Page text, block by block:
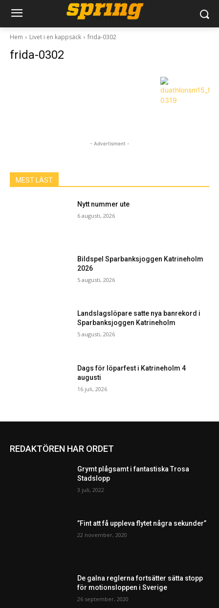
Hem Livet i en kappsäck frida-0302
frida-0302
- Advertisment -
MEST LÄST
Nytt nummer ute
6 augusti, 2026
Bildspel Sparbanksjoggen Katrineholm
2026
5 augusti, 2026
Landslagslöpare satte nya banrekord i
Sparbanksjoggen Katrineholm
5 augusti, 2026
Dags för löparfest i Katrineholm 4
augusti
16 juli, 2026
REDAKTÖREN HAR ORDET
Grymt plågsamt i fantastiska Trosa
Stadslopp
3 juli, 2022
”Fint att få uppleva flytet några sekunder”
22 november, 2020
De galna reglerna fortsätter sätta stopp
för motionsloppen i Sverige
26 september, 2020